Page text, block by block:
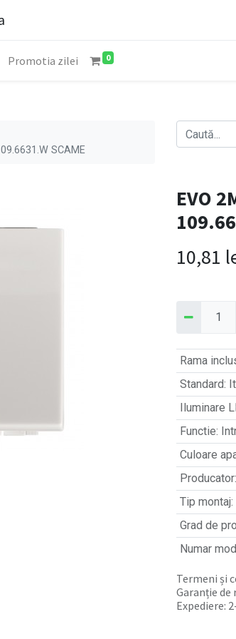
Promotia zilei 0
SCAME
EVO
10,81
Rama
Standard:
Iluminare
Functie:
Culoare
Producator:
Tip montaj:
Grad de
Numar
Termeni și
Garanție de
Expediere: